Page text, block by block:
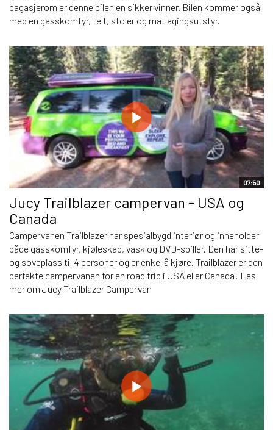
bagasjerom er denne bilen en sikker vinner. Bilen kommer også
med en gasskomfyr, telt, stoler og matlagingsutstyr.
07:50
Jucy Trailblazer campervan - USA og
Canada
Campervanen Trailblazer har spesialbygd interiør og inneholder
både gasskomfyr, kjøleskap, vask og DVD-spiller. Den har sitte-
og soveplass til 4 personer og er enkel å kjøre. Trailblazer er den
perfekte campervanen for en road trip i USA eller Canada! Les
mer om Jucy Trailblazer Campervan